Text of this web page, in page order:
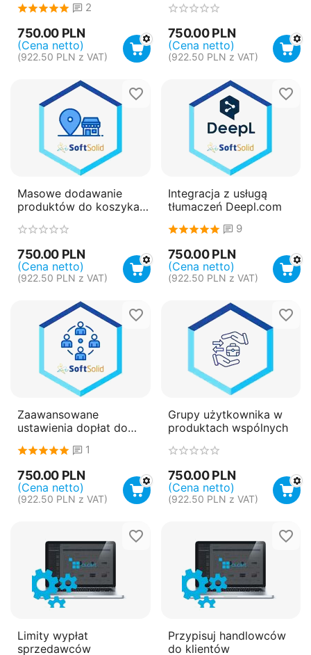
2
750.00 PLN
(Cena netto)
(922.50 PLN z VAT)
promocjami
750.00 PLN
(Cena netto)
(922.50 PLN z VAT)
Masowe dodawanie
produktów do koszyka z
750.00 PLN
(Cena netto)
(922.50 PLN z VAT)
Integracja z usługą
tłumaczeń Deepl.com
9
750.00 PLN
(Cena netto)
(922.50 PLN z VAT)
Zaawansowane
ustawienia dopłat do
1
750.00 PLN
(Cena netto)
(922.50 PLN z VAT)
Grupy użytkownika w
produktach wspólnych
750.00 PLN
(Cena netto)
(922.50 PLN z VAT)
Limity wypłat
sprzedawców
Przypisuj handlowców
do klientów